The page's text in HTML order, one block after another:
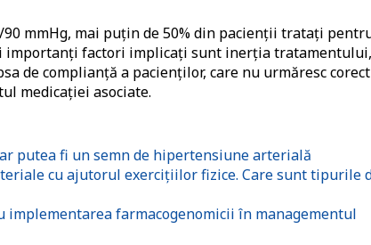
mmHg, mai puțin de 50% din pacienții tratați
importanți factori implicați sunt inerția tratamentului,
de complianță a pacienților, care nu urmăresc corect
medicației asociate.
putea fi un semn de hipertensiune arterială
cu ajutorul exercițiilor fizice. Care sunt tipurile
implementarea farmacogenomicii în managementul